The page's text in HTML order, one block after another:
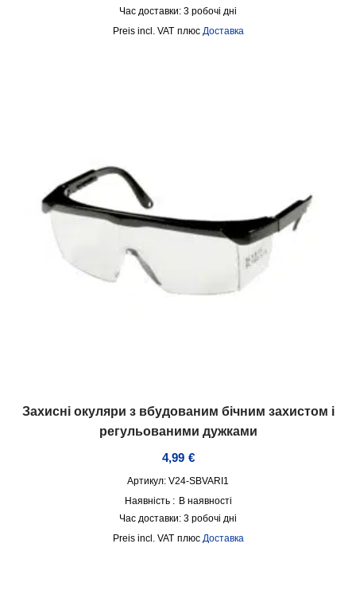
Час доставки: 3 робочі дні
incl. VAT плюс Доставка
Захисні окуляри з вбудованим бічним захистом і
регульованими дужками
4,99 €
Артикул: V24-SBVARI1
Наявність : В наявності
Час доставки: 3 робочі дні
incl. VAT плюс Доставка